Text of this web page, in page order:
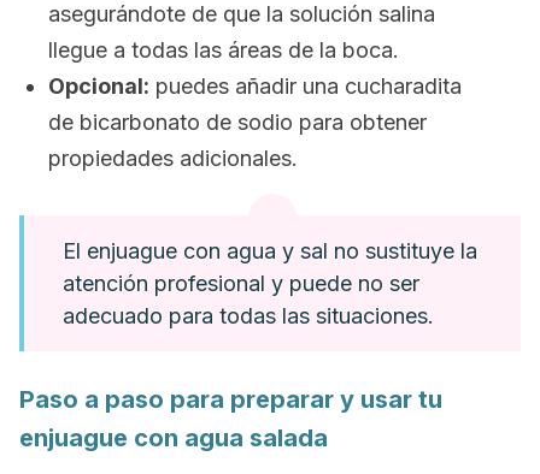
asegurándote de que la solución salina
llegue a todas las áreas de la boca.
Opcional: puedes añadir una cucharadita
de bicarbonato de sodio para obtener
propiedades adicionales.
El enjuague con agua y sal no sustituye la
atención profesional y puede no ser
adecuado para todas las situaciones.
Paso a paso para preparar y usar tu
enjuague con agua salada